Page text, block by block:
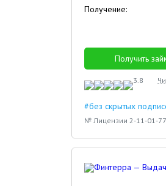
Получение:
Получить
3.8
#без скрытых
№ Лицензии 2-11-01-